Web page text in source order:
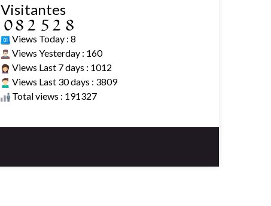
Visitantes
Views Today : 8
Views Yesterday : 160
Views Last 7 days : 1012
Views Last 30 days : 3809
Total views : 191327